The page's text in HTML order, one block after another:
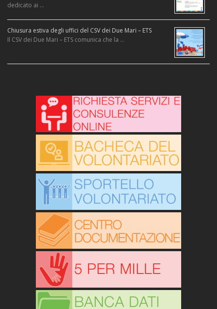
dedicato ai …
Chiusura estiva degli uffici del CSV dei Due Mari – ETS
Il CSV dei Due Mari – ETS comunica che la …